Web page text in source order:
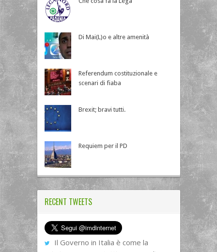
Di Mai(L)o e altre amenità
Referendum costituzionale e
scenari di fiaba
Brexit; bravi tutti.
Requiem per il PD
RECENT TWEETS
Il Governo in Italia è come la